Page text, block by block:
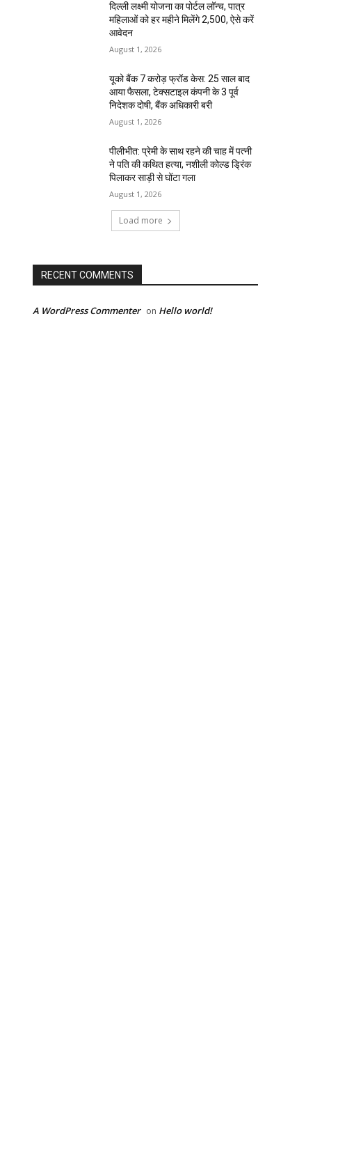
दिल्ली लक्ष्मी योजना का पोर्टल लॉन्च, पात्र
महिलाओं को हर महीने मिलेंगे ₹2,500, ऐसे करें
आवेदन
August 1, 2026
यूको बैंक 7 करोड़ फ्रॉड केस: 25 साल बाद
आया फैसला, टेक्सटाइल कंपनी के 3 पूर्व
निदेशक दोषी, बैंक अधिकारी बरी
August 1, 2026
पीलीभीत: प्रेमी के साथ रहने की चाह में पत्नी
ने पति की कथित हत्या, नशीली कोल्ड ड्रिंक
पिलाकर साड़ी से घोंटा गला
August 1, 2026
Load more
RECENT COMMENTS
A WordPress Commenter on Hello world!